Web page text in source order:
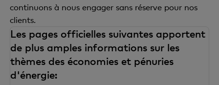
continuons à nous engager sans réserve pour nos
clients.
Les pages officielles suivantes apportent
de plus amples informations sur les
thèmes des économies et pénuries
d'énergie: